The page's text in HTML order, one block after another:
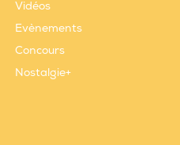
Vidéos
Evènements
Concours
Nostalgie+